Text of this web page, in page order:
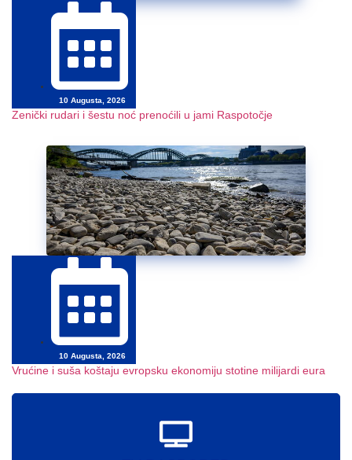
10 Augusta, 2026
Zenički rudari i šestu noć prenoćili u jami Raspotočje
10 Augusta, 2026
Vrućine i suša koštaju evropsku ekonomiju stotine milijardi eura